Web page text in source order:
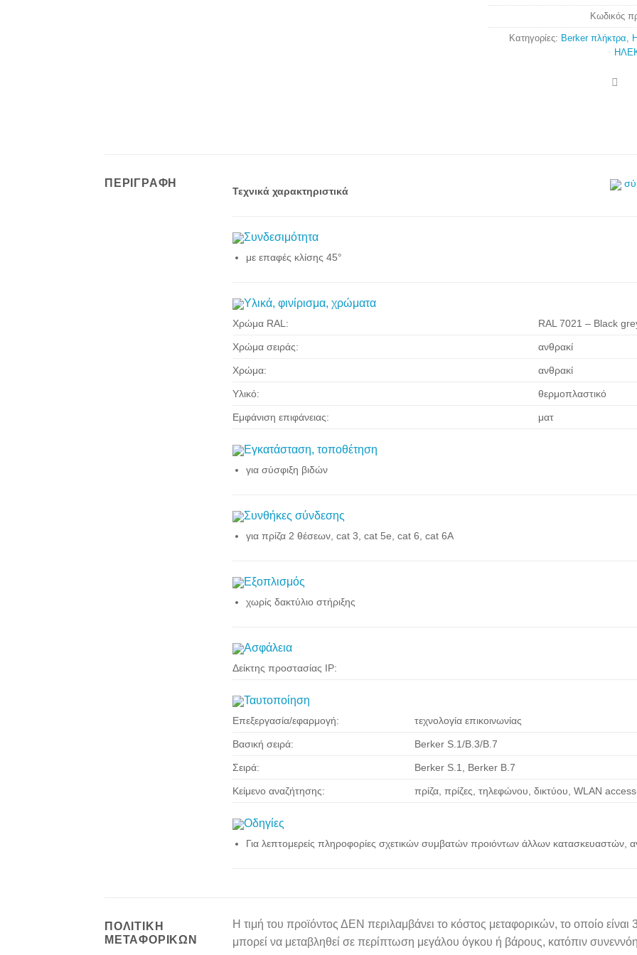
Κωδικός
Κατηγορίες: Berker πλήκτρα
ΠΕΡΙΓΡΑΦΉ
Τεχνικά χαρακτηριστικά
Συνδεσιμότητα
με επαφές κλίσης 45°
Υλικά, φινίρισμα, χρώματα
Χρώμα RAL: RAL 7021 – Black
Χρώμα σειράς: ανθρακί
Χρώμα: ανθρακί
Υλικό: θερμοπλαστικό
Εμφάνιση επιφάνειας: ματ
Εγκατάσταση, τοποθέτηση
για σύσφιξη βιδών
Συνθήκες σύνδεσης
για πρίζα 2 θέσεων, cat 3, cat 5e, cat 6, cat 6A
Εξοπλισμός
χωρίς δακτύλιο στήριξης
Ασφάλεια
Δείκτης προστασίας IP:
Ταυτοποίηση
Επεξεργασία/εφαρμογή: τεχνολογία επικοινωνίας
Βασική σειρά: Berker S.1/B.3/B.7
Σειρά: Berker S.1, Berker B.7
Κείμενο αναζήτησης: πρίζα, πρίζες, τηλεφώνου, δικτύου, WLAN
Οδηγίες
Για λεπτομερείς πληροφορίες σχετικών συμβατών προιόντων άλλων κατασκευαστών,
ΠΟΛΙΤΙΚΉ
ΜΕΤΑΦΟΡΙΚΏΝ
Η τιμή του προϊόντος ΔΕΝ περιλαμβάνει το κόστος μεταφορικών, το οποίο
μπορεί να μεταβληθεί σε περίπτωση μεγάλου όγκου ή βάρους, κατόπιν